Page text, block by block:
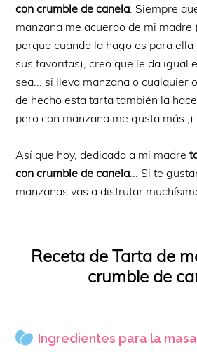
con crumble de canela . Siempre
manzana me acuerdo de mi madre
porque cuando la hago es para ella
sus favoritas), creo que le da igual
sea... si lleva manzana o cualquier
de hecho esta tarta también la
pero con manzana me gusta más ;).
Así que hoy, dedicada a mi madre
con crumble de canela ... Si te
manzanas vas a disfrutar
Receta de Tarta de
crumble de
Ingredientes para la